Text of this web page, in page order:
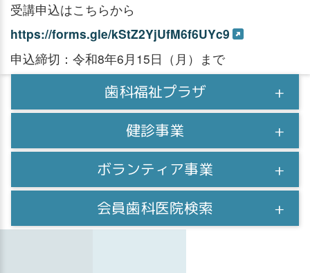
受講申込はこちらから
https://forms.gle/kStZ2YjUfM6f6UYc9
申込締切：令和8年6月15日（月）まで
歯科福祉プラザ
健診事業
ボランティア事業
会員歯科医院検索